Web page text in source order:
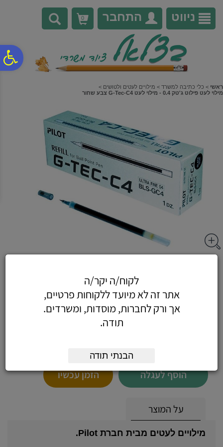
נגישות
אתר
המרכזי
ניווט התחבר 0
ראשי > כלי כתיבה למשרד > מילויים לעטים ולטושים >
מילוי לעט פילוט ג'טק 0.4 - מילוי לעט G-Tec-C4 צבע שחור
Tec-C4 צבע שחור
הוסף לעגלה הזמן עכשיו
על המוצר
מילויים לעטים מבית חברת Pilot.
לקוח/ה יקר/ה
אתר זה לא מיועד ללקוחות פרטיים,
אך ורק לחברות, מוסדות, ומשרדים.
תודה.
הבנתי תודה